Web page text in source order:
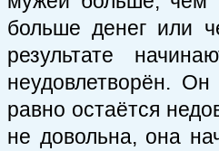
больше денег или
результате
неудовлетворён.
равно остаётся
не довольна, она